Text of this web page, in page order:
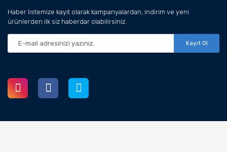
Haber listemize kayıt olarak kampanyalardan, indirim ve yeni
ürünlerden ilk siz haberdar olabilirsiniz.
Kayıt Ol